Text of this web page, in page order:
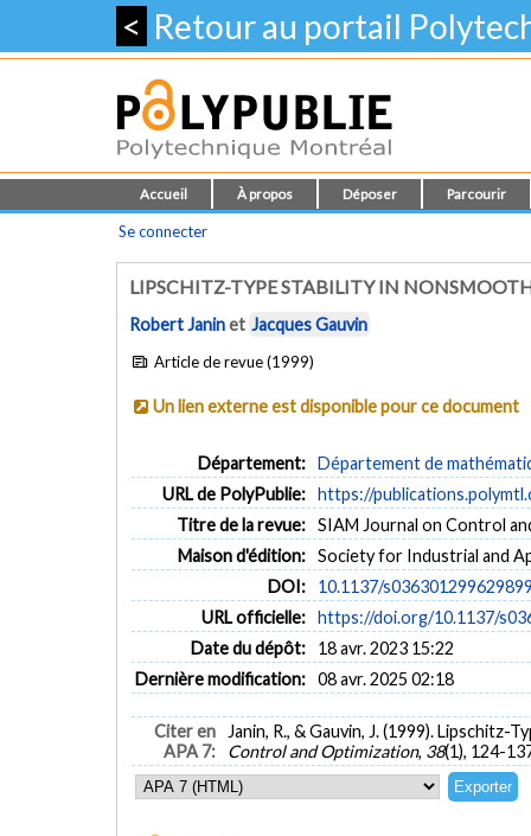
< Retour au portail
Accueil À propos Déposer Parcourir
Se connecter
LIPSCHITZ-TYPE STABILITY IN
Robert Janinet Jacques Gauvin
Article de revue (1999)
Un lien externe est disponible pour ce document
Département: Département de
URL de PolyPublie: https://
Titre de la revue: SIAM Journal on Control
Maison d'édition: Society for Industrial and
DOI:
10.1137/
URL officielle: https://doi.org/10.1137/
Date du dépôt:
18 avr. 2023 15:22
Dernière modification: 08 avr. 2025 02:18
Citer en
APA 7:
Janin, R., & Gauvin, J. (1999).
Control and Optimization, 38(1), 124-